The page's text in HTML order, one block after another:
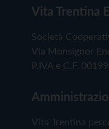
Vita Trentina
Società
Via Monsignor
P.IVA e C.F.
Vita Trentina